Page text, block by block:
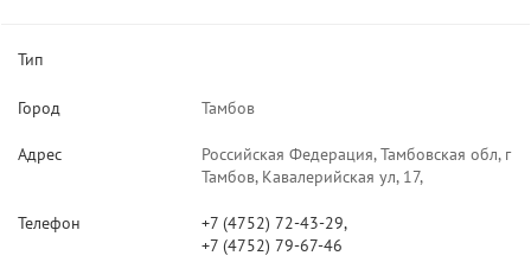
Тип
Город Тамбов
Адрес
Российская Федерация, Тамбовская обл, г
Тамбов, Кавалерийская ул, 17,
Телефон
+7 (4752) 72-43-29,
+7 (4752) 79-67-46